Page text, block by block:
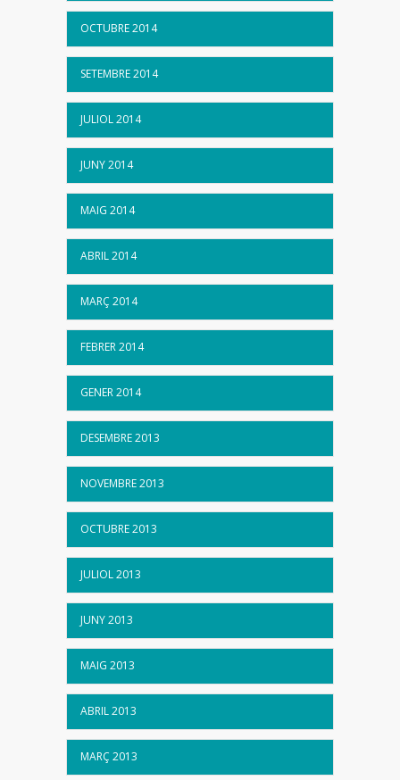
OCTUBRE 2014
SETEMBRE 2014
JULIOL 2014
JUNY 2014
MAIG 2014
ABRIL 2014
MARÇ 2014
FEBRER 2014
GENER 2014
DESEMBRE 2013
NOVEMBRE 2013
OCTUBRE 2013
JULIOL 2013
JUNY 2013
MAIG 2013
ABRIL 2013
MARÇ 2013